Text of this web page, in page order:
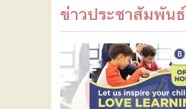
ข่าวประชาสัมพันธ์